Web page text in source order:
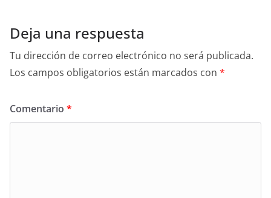
Deja una respuesta
Tu dirección de correo electrónico no será publicada.
Los campos obligatorios están marcados con *
Comentario *